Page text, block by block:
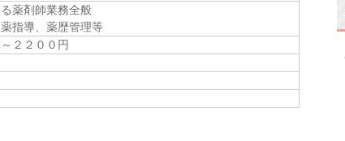
薬剤師業務全般
指導、薬歴管理等
２２００円